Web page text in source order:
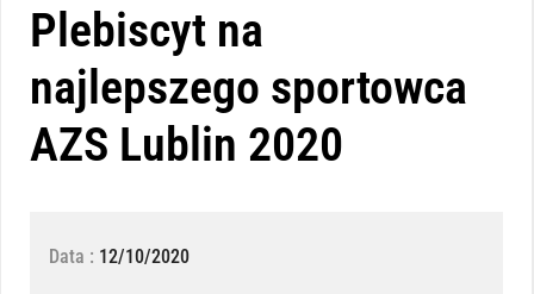
Plebiscyt na
najlepszego sportowca
AZS Lublin 2020
Data : 12/10/2020